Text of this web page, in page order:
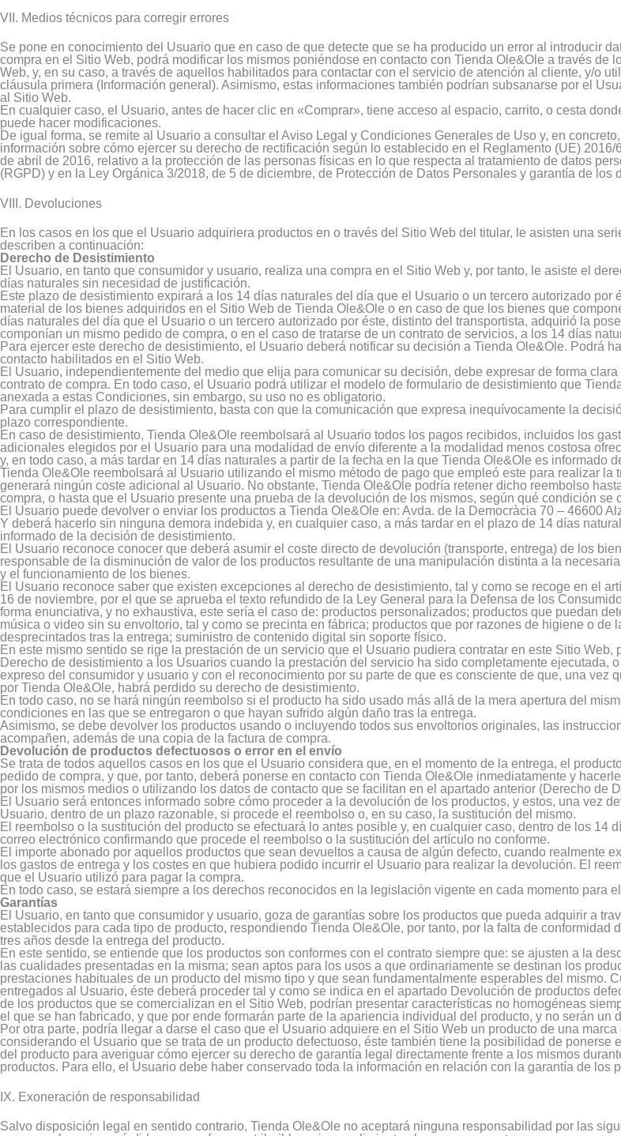
VII. Medios técnicos para corregir errores
Se pone en conocimiento del Usuario que en caso de que detecte que se ha producido un error al introducir
compra en el Sitio Web, podrá modificar los mismos poniéndose en contacto con Tienda Ole&Ole a través de
Web, y, en su caso, a través de aquellos habilitados para contactar con el servicio de atención al cliente, y/o
cláusula primera (Información general). Asimismo, estas informaciones también podrían subsanarse por el
al Sitio Web.
En cualquier caso, el Usuario, antes de hacer clic en «Comprar», tiene acceso al espacio, carrito, o cesta
puede hacer modificaciones.
De igual forma, se remite al Usuario a consultar el Aviso Legal y Condiciones Generales de Uso y, en
información sobre cómo ejercer su derecho de rectificación según lo establecido en el Reglamento (UE)
de abril de 2016, relativo a la protección de las personas físicas en lo que respecta al tratamiento de datos
(RGPD) y en la Ley Orgánica 3/2018, de 5 de diciembre, de Protección de Datos Personales y garantía de los
VIII. Devoluciones
En los casos en los que el Usuario adquiriera productos en o través del Sitio Web del titular, le asisten una
describen a continuación:
Derecho de Desistimiento
El Usuario, en tanto que consumidor y usuario, realiza una compra en el Sitio Web y, por tanto, le asiste el
días naturales sin necesidad de justificación.
Este plazo de desistimiento expirará a los 14 días naturales del día que el Usuario o un tercero autorizado
material de los bienes adquiridos en el Sitio Web de Tienda Ole&Ole o en caso de que los bienes que
días naturales del día que el Usuario o un tercero autorizado por éste, distinto del transportista, adquirió la
componían un mismo pedido de compra, o en el caso de tratarse de un contrato de servicios, a los 14 días
Para ejercer este derecho de desistimiento, el Usuario deberá notificar su decisión a Tienda Ole&Ole. Podrá
contacto habilitados en el Sitio Web.
El Usuario, independientemente del medio que elija para comunicar su decisión, debe expresar de forma
contrato de compra. En todo caso, el Usuario podrá utilizar el modelo de formulario de desistimiento que
anexada a estas Condiciones, sin embargo, su uso no es obligatorio.
Para cumplir el plazo de desistimiento, basta con que la comunicación que expresa inequívocamente la
plazo correspondiente.
En caso de desistimiento, Tienda Ole&Ole reembolsará al Usuario todos los pagos recibidos, incluidos los
adicionales elegidos por el Usuario para una modalidad de envío diferente a la modalidad menos costosa
y, en todo caso, a más tardar en 14 días naturales a partir de la fecha en la que Tienda Ole&Ole es informado
Tienda Ole&Ole reembolsará al Usuario utilizando el mismo método de pago que empleó este para realizar
generará ningún coste adicional al Usuario. No obstante, Tienda Ole&Ole podría retener dicho reembolso
compra, o hasta que el Usuario presente una prueba de la devolución de los mismos, según qué condición se
El Usuario puede devolver o enviar los productos a Tienda Ole&Ole en: Avda. de la Democràcia 70 – 46600
Y deberá hacerlo sin ninguna demora indebida y, en cualquier caso, a más tardar en el plazo de 14 días
informado de la decisión de desistimiento.
El Usuario reconoce conocer que deberá asumir el coste directo de devolución (transporte, entrega) de los
responsable de la disminución de valor de los productos resultante de una manipulación distinta a la
y el funcionamiento de los bienes.
El Usuario reconoce saber que existen excepciones al derecho de desistimiento, tal y como se recoge en el
16 de noviembre, por el que se aprueba el texto refundido de la Ley General para la Defensa de los
forma enunciativa, y no exhaustiva, este sería el caso de: productos personalizados; productos que puedan
música o video sin su envoltorio, tal y como se precinta en fábrica; productos que por razones de higiene o de
desprecintados tras la entrega; suministro de contenido digital sin soporte físico.
En este mismo sentido se rige la prestación de un servicio que el Usuario pudiera contratar en este Sitio Web,
Derecho de desistimiento a los Usuarios cuando la prestación del servicio ha sido completamente ejecutada,
expreso del consumidor y usuario y con el reconocimiento por su parte de que es consciente de que, una vez
por Tienda Ole&Ole, habrá perdido su derecho de desistimiento.
En todo caso, no se hará ningún reembolso si el producto ha sido usado más allá de la mera apertura del
condiciones en las que se entregaron o que hayan sufrido algún daño tras la entrega.
Asimismo, se debe devolver los productos usando o incluyendo todos sus envoltorios originales, las
acompañen, además de una copia de la factura de compra.
Devolución de productos defectuosos o error en el envío
Se trata de todos aquellos casos en los que el Usuario considera que, en el momento de la entrega, el
pedido de compra, y que, por tanto, deberá ponerse en contacto con Tienda Ole&Ole inmediatamente y
por los mismos medios o utilizando los datos de contacto que se facilitan en el apartado anterior (Derecho de
El Usuario será entonces informado sobre cómo proceder a la devolución de los productos, y estos, una vez
Usuario, dentro de un plazo razonable, si procede el reembolso o, en su caso, la sustitución del mismo.
El reembolso o la sustitución del producto se efectuará lo antes posible y, en cualquier caso, dentro de los 14
correo electrónico confirmando que procede el reembolso o la sustitución del artículo no conforme.
El importe abonado por aquellos productos que sean devueltos a causa de algún defecto, cuando realmente
los gastos de entrega y los costes en que hubiera podido incurrir el Usuario para realizar la devolución. El
que el Usuario utilizó para pagar la compra.
En todo caso, se estará siempre a los derechos reconocidos en la legislación vigente en cada momento para
Garantías
El Usuario, en tanto que consumidor y usuario, goza de garantías sobre los productos que pueda adquirir a
establecidos para cada tipo de producto, respondiendo Tienda Ole&Ole, por tanto, por la falta de conformidad
tres años desde la entrega del producto.
En este sentido, se entiende que los productos son conformes con el contrato siempre que: se ajusten a la
las cualidades presentadas en la misma; sean aptos para los usos a que ordinariamente se destinan los
prestaciones habituales de un producto del mismo tipo y que sean fundamentalmente esperables del mismo.
entregados al Usuario, éste deberá proceder tal y como se indica en el apartado Devolución de productos
de los productos que se comercializan en el Sitio Web, podrían presentar características no homogéneas
el que se han fabricado, y que por ende formarán parte de la apariencia individual del producto, y no serán un
Por otra parte, podría llegar a darse el caso que el Usuario adquiere en el Sitio Web un producto de una
considerando el Usuario que se trata de un producto defectuoso, éste también tiene la posibilidad de ponerse
del producto para averiguar cómo ejercer su derecho de garantía legal directamente frente a los mismos
productos. Para ello, el Usuario debe haber conservado toda la información en relación con la garantía de los
IX. Exoneración de responsabilidad
Salvo disposición legal en sentido contrario, Tienda Ole&Ole no aceptará ninguna responsabilidad por las